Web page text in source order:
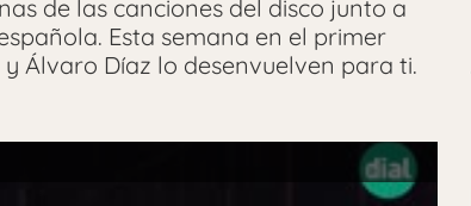
de las canciones del disco junto a
Esta semana en el primer
Álvaro Díaz lo desenvuelven para ti.